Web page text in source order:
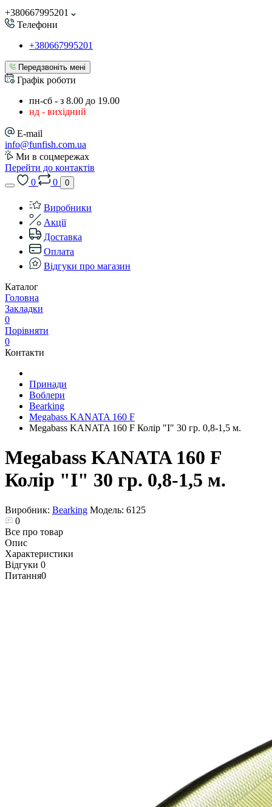
+380667995201
Телефони
+380667995201
Передзвоніть мені
Графік роботи
пн-сб - з 8.00 до 19.00
нд - вихідний
E-mail
info@funfish.com.ua
Ми в соцмережах
Перейти до контактів
0
0 0
Виробники
Акції
Доставка
Оплата
Відгуки про магазин
Каталог
Головна
Закладки
0
Порівняти
0
Контакти
Принади
Воблери
Bearking
Megabass KANATA 160 F
Megabass KANATA 160 F Колір "I" 30 гр. 0,8-1,5 м.
Megabass KANATA 160 F
Колір "I" 30 гр. 0,8-1,5 м.
Виробник: Bearking Модель: 6125
0
Все про товар
Опис
Характеристики
Відгуки 0
Питання0